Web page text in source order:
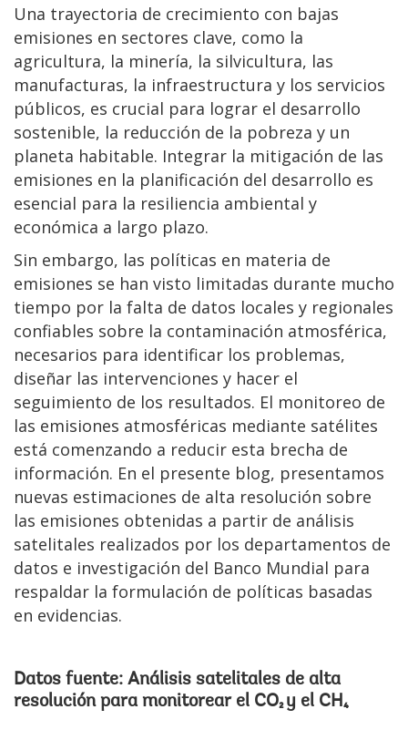
Una trayectoria de crecimiento con bajas
emisiones en sectores clave, como la
agricultura, la minería, la silvicultura, las
manufacturas, la infraestructura y los servicios
públicos, es crucial para lograr el desarrollo
sostenible, la reducción de la pobreza y un
planeta habitable. Integrar la mitigación de las
emisiones en la planificación del desarrollo es
esencial para la resiliencia ambiental y
económica a largo plazo.
Sin embargo, las políticas en materia de
emisiones se han visto limitadas durante mucho
tiempo por la falta de datos locales y regionales
confiables sobre la contaminación atmosférica,
necesarios para identificar los problemas,
diseñar las intervenciones y hacer el
seguimiento de los resultados. El monitoreo de
las emisiones atmosféricas mediante satélites
está comenzando a reducir esta brecha de
información. En el presente blog, presentamos
nuevas estimaciones de alta resolución sobre
las emisiones obtenidas a partir de análisis
satelitales realizados por los departamentos de
datos e investigación del Banco Mundial para
respaldar la formulación de políticas basadas
en evidencias.
Datos fuente: Análisis satelitales de alta
resolución para monitorear el CO₂ y el CH₄